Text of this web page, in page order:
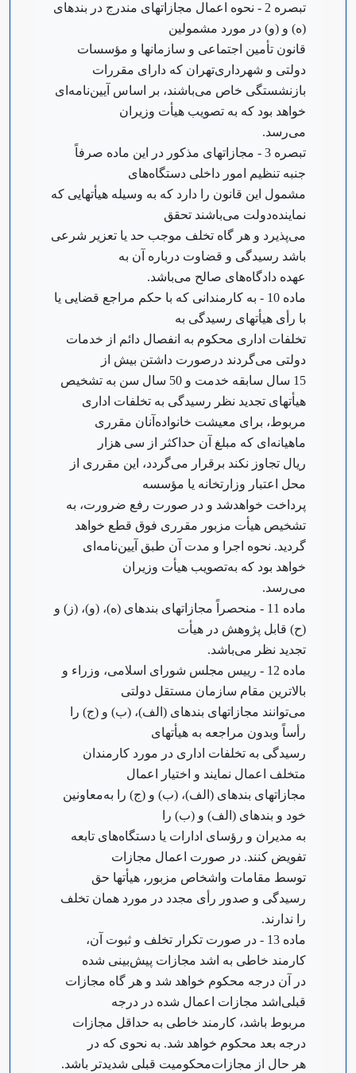
‌تبصره 2 - نحوه اعمال مجازاتهای مندرج در بندهای
(ه) و (‌و) در مورد مشمولین
قانون تأمین اجتماعی و سازمانها و مؤسسات
دولتی و شهرداری‌تهران که دارای مقررات
بازنشستگی خاص می‌باشند، بر اساس آیین‌نامه‌ای
خواهد بود که به تصویب هیأت وزیران
می‌رسد.
‌تبصره 3 - مجازاتهای مذکور در این ماده صرفاً
جنبه تنظیم امور داخلی دستگاه‌های
مشمول این قانون را دارد که به وسیله هیأتهایی که
نماینده‌دولت می‌باشند تحقق
می‌پذیرد و هر گاه تخلف موجب حد یا تعزیر شرعی
باشد رسیدگی و قضاوت درباره آن به
عهده دادگاه‌های صالح می‌باشد.
‌ماده 10 - به کارمندانی که با حکم مراجع قضایی یا
با رأی هیأتهای رسیدگی به
تخلفات اداری محکوم به انفصال دائم از خدمات
دولتی می‌گردند در‌صورت داشتن بیش از
15 سال سابقه خدمت و 50 سال سن به تشخیص
هیأتهای تجدید نظر رسیدگی به تخلفات اداری
مربوط، برای معیشت خانواده‌آنان مقرری
ماهیانه‌ای که مبلغ آن حداکثر از سی هزار
ریال تجاوز نکند برقرار می‌گردد، این مقرری از
محل اعتبار وزارتخانه یا مؤسسه
پرداخت خواهد‌شد و در صورت رفع ضرورت، به
تشخیص هیأت مزبور مقرری فوق قطع خواهد
گردید. نحوه اجرا و مدت آن طبق آیین‌نامه‌ای
خواهد بود که به‌تصویب هیأت وزیران
می‌رسد.
‌ماده 11 - منحصراً مجازاتهای بندهای (ه)، (‌و)، (‌ز) و
(ح) قابل پژوهش در هیأت
تجدید نظر می‌باشد.
‌ماده 12 - رییس مجلس شورای اسلامی، وزراء و
بالاترین مقام سازمان مستقل دولتی
می‌توانند مجازاتهای بندهای (‌الف)، (ب) و (ج) را
رأساً و‌بدون مراجعه به هیأتهای
رسیدگی به تخلفات اداری در مورد کارمندان
متخلف اعمال نمایند و اختیار اعمال
مجازاتهای بندهای (‌الف)، (ب) و (ج) را به‌معاونین
خود و بندهای (‌الف) و (ب) را
به مدیران و رؤسای ادارات یا دستگاه‌های تابعه
تفویض کنند. در صورت اعمال مجازات
توسط مقامات و‌اشخاص مزبور، هیأتها حق
رسیدگی و صدور رأی مجدد در مورد همان تخلف
را ندارند.
‌ماده 13 - در صورت تکرار تخلف و ثبوت آن،
کارمند خاطی به اشد مجازات پیش‌بینی شده
در آن درجه محکوم خواهد شد و هر گاه مجازات
قبلی‌اشد مجازات اعمال شده در درجه
مربوط باشد، کارمند خاطی به حداقل مجازات
درجه بعد محکوم خواهد شد. به نحوی که در
هر حال از مجازات‌محکومیت قبلی شدیدتر باشد.